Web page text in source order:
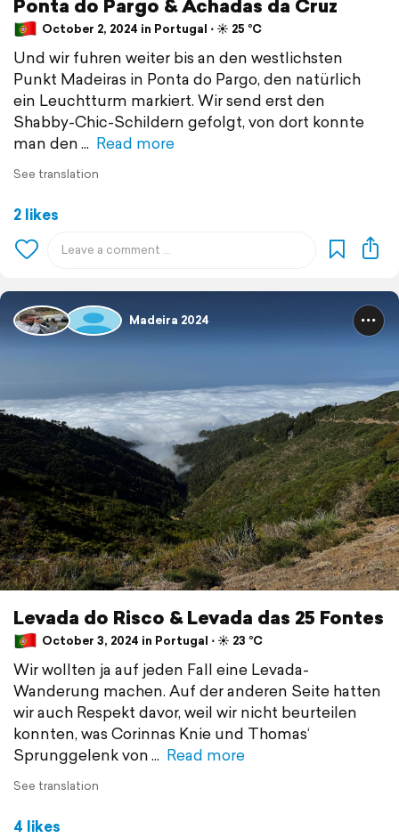
October 2, 2024 in Portugal ⋅ ☀️ 25 °C
Und wir fuhren weiter bis an den westlichsten
Punkt Madeiras in Ponta do Pargo, den natürlich
ein Leuchtturm markiert. Wir send erst den
Shabby-Chic-Schildern gefolgt, von dort konnte
man den
Read more
See translation
2 likes
Madeira 2024
Levada do Risco & Levada das 25 Fontes
October 3, 2024 in Portugal ⋅ ☀️ 23 °C
Wir wollten ja auf jeden Fall eine Levada-
Wanderung machen. Auf der anderen Seite hatten
wir auch Respekt davor, weil wir nicht beurteilen
konnten, was Corinnas Knie und Thomas‘
Sprunggelenk von
Read more
See translation
4 likes